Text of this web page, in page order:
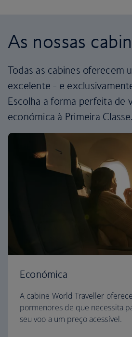
As nossas
Todas as cabines oferecem
excelente - e
Escolha a forma perfeita de
económica à Primeira Classe.
Económica
A cabine World Traveller
pormenores de que necessita
seu voo a um preço acessível.